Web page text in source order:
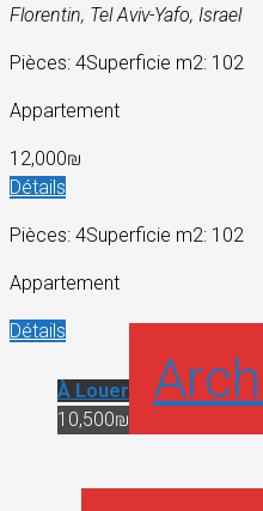
Florentin, Tel Aviv-Yafo, Israel
Pièces: 4Superficie m2: 102
Appartement
12,000₪
Détails
Pièces: 4Superficie m2: 102
Appartement
Détails
À Louer
10,500₪